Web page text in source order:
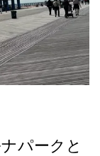
パークと